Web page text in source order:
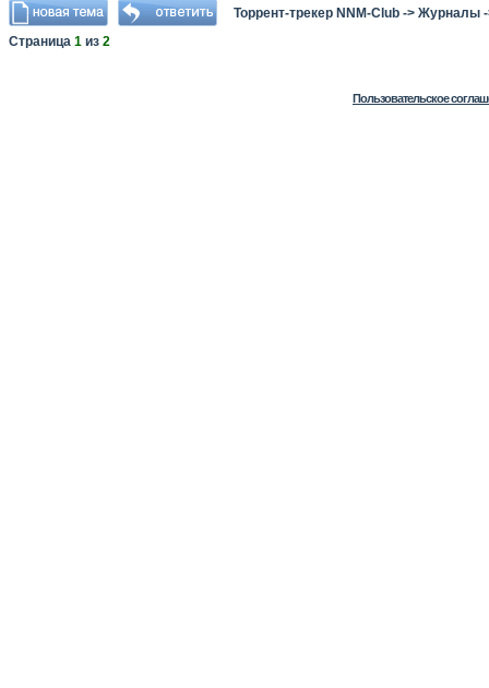
Торрент-трекер NNM-Club -> Журналы
Страница 1 из 2
Пользовательское